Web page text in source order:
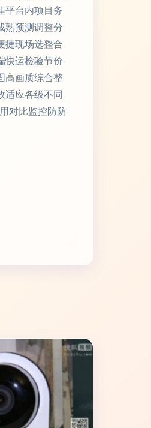
平台内项目务
熟预测调整分
捷现场选整合
快运检验节价
高画质综合整
适应各级不同
对比监控防防